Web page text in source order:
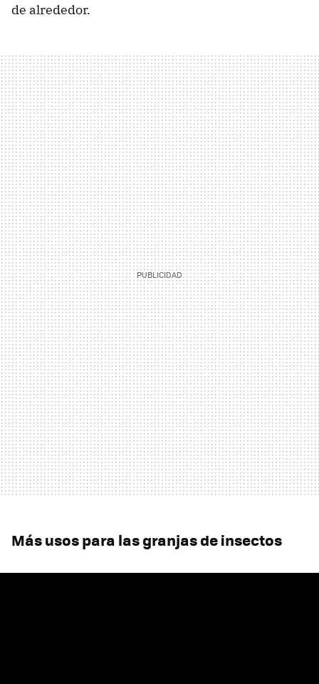
de alrededor.
Más usos para las granjas de insectos